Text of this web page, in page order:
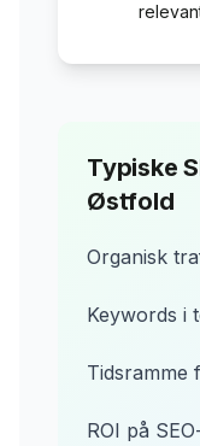
Typiske
Østfold
Organisk
Keywords i
Tidsramme
ROI på